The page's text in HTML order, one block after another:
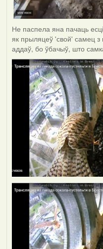
Не паспела яна пачаць
як прыляцеў 'свой' самец з
аддаў, бо ўбачыў, што